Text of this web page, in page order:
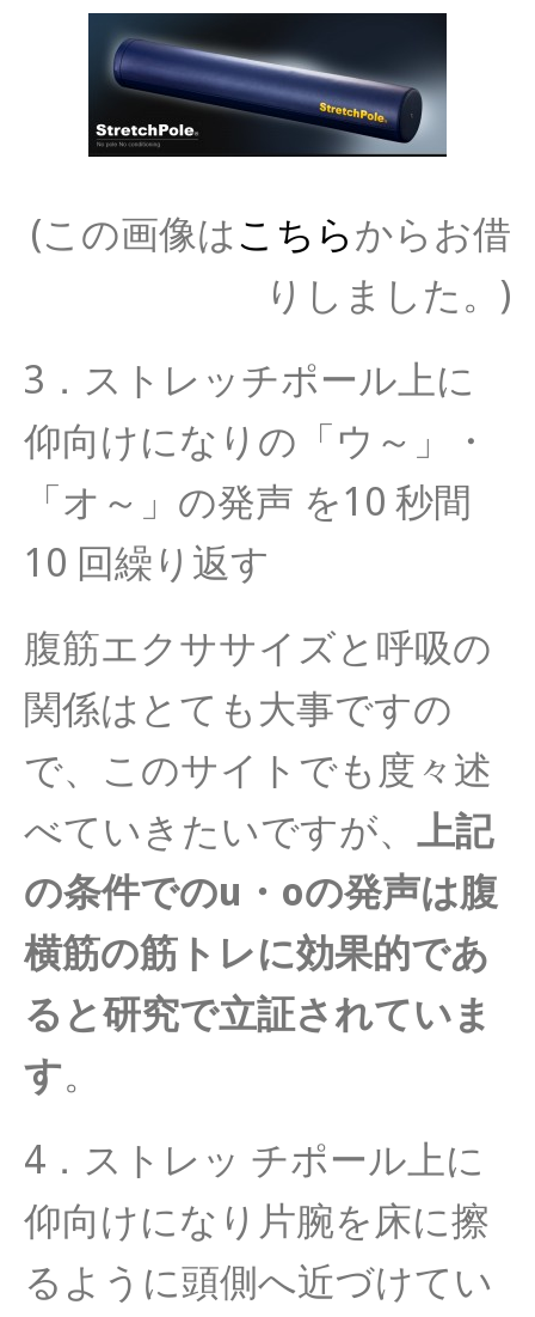
(この画像はこちらからお借
りしました。)
3．ストレッチポール上に
仰向けになりの「ウ～」・
「オ～」 の発声 を10 秒間
10 回繰り返す
腹筋エクササイズと呼吸の
関係はとても大事ですの
で、
このサイトでも度々述
べていきたいですが、 上記
の条件でのu・ oの発声は腹
横筋の筋トレに効果的であ
ると研究で立証されていま
す。
4．ストレッ チポール上に
仰向けになり片腕を床に擦
るように頭側へ近づけてい